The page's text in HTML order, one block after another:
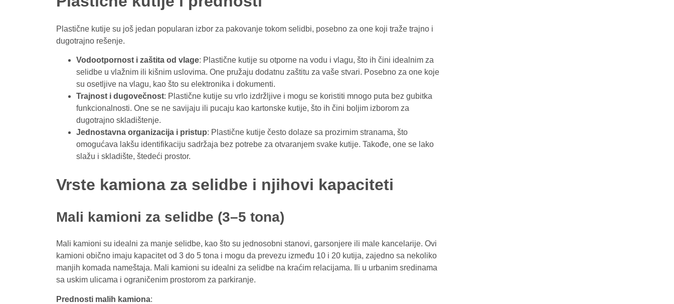
Plastične kutije su još jedan popularan izbor za pakovanje tokom selidbi, posebno za one koji traže trajno i
dugotrajno rešenje.
Vodootpornost i zaštita od vlage: Plastične kutije su otporne na vodu i vlagu, što ih čini idealnim za
selidbe u vlažnim ili kišnim uslovima. One pružaju dodatnu zaštitu za vaše stvari. Posebno za one koje
su osetljive na vlagu, kao što su elektronika i dokumenti.
Trajnost i dugovečnost: Plastične kutije su vrlo izdržljive i mogu se koristiti mnogo puta bez gubitka
funkcionalnosti. One se ne savijaju ili pucaju kao kartonske kutije, što ih čini boljim izborom za
dugotrajno skladištenje.
Jednostavna organizacija i pristup: Plastične kutije često dolaze sa prozirnim stranama, što
omogućava lakšu identifikaciju sadržaja bez potrebe za otvaranjem svake kutije. Takođe, one se lako
slažu i skladište, štedeći prostor.
Vrste kamiona za selidbe i njihovi kapaciteti
Mali kamioni za selidbe (3–5 tona)
Mali kamioni su idealni za manje selidbe, kao što su jednosobni stanovi, garsonjere ili male kancelarije. Ovi
kamioni obično imaju kapacitet od 3 do 5 tona i mogu da prevezu između 10 i 20 kutija, zajedno sa nekoliko
manjih komada nameštaja. Mali kamioni su idealni za selidbe na kraćim relacijama. Ili u urbanim sredinama
sa uskim ulicama i ograničenim prostorom za parkiranje.
Prednosti malih kamiona: